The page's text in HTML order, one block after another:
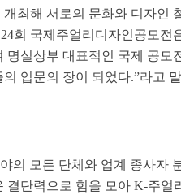
최해 서로의 문화와 디자인
24회 국제주얼리디자인공모전
명실상부 대표적인 국제 공모
입문의 장이 되었다.”라고
의 모든 단체와 업계 종사자
결단력으로 힘을 모아 K-주얼